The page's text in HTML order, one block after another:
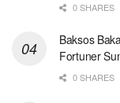
0 SHARES
Baksos
Fortuner
0 SHARES